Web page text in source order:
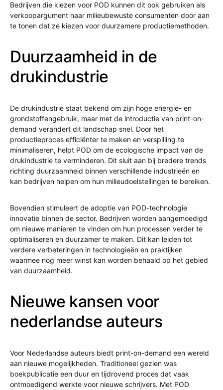
Bedrijven die kiezen voor POD kunnen dit ook gebruiken als
verkoopargument naar milieubewuste consumenten door aan
te tonen dat ze kiezen voor duurzamere productiemethoden.
Duurzaamheid in de
drukindustrie
De drukindustrie staat bekend om zijn hoge energie- en
grondstoffengebruik, maar met de introductie van print-on-
demand verandert dit landschap snel. Door het
productieproces efficiënter te maken en verspilling te
minimaliseren, helpt POD om de ecologische impact van de
drukindustrie te verminderen. Dit sluit aan bij bredere trends
richting duurzaamheid binnen verschillende industrieën en
kan bedrijven helpen om hun milieudoelstellingen te bereiken.
Bovendien stimuleert de adoptie van POD-technologie
innovatie binnen de sector. Bedrijven worden aangemoedigd
om nieuwe manieren te vinden om hun processen verder te
optimaliseren en duurzamer te maken. Dit kan leiden tot
verdere verbeteringen in technologieën en praktijken
waarmee nog meer winst kan worden behaald op het gebied
van duurzaamheid.
Nieuwe kansen voor
nederlandse auteurs
Voor Nederlandse auteurs biedt print-on-demand een wereld
aan nieuwe mogelijkheden. Traditioneel gezien was
boekpublicatie een duur en tijdrovend proces dat vaak
ontmoedigend werkte voor nieuwe schrijvers. Met POD